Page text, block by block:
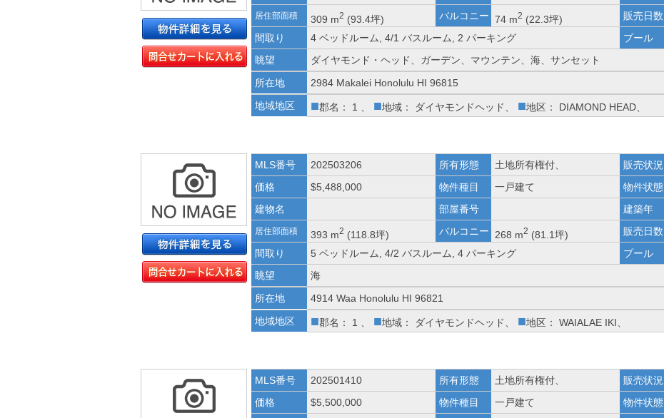
居住部面積 309 m2 (93.4坪) バルコニー 74 m2 (22.3坪) 販売日数
間取り
4 ベッドルーム, 4/1 バスルーム, 2 パーキング プール
眺望
ダイヤモンド・ヘッド、ガーデン、マウンテン、海、サンセット
所在地
2984 Makalei Honolulu HI 96815
地域地区
■郡名： 1 、 ■地域： ダイヤモンドヘッド、 ■地区： DIAMOND HEAD、
MLS番号 202503206 所有形態 土地所有権付、 販売状況
価格
$5,488,000 物件種目 一戸建て 物件状態
建物名
部屋番号 建築年
居住部面積 393 m2 (118.8坪) バルコニー 268 m2 (81.1坪) 販売日数
間取り
5 ベッドルーム, 4/2 バスルーム, 4 パーキング プール
眺望
海
所在地
4914 Waa Honolulu HI 96821
地域地区
■郡名： 1 、 ■地域： ダイヤモンドヘッド、 ■地区： WAIALAE IKI、
MLS番号 202501410 所有形態 土地所有権付、 販売状況
価格
$5,500,000 物件種目 一戸建て 物件状態